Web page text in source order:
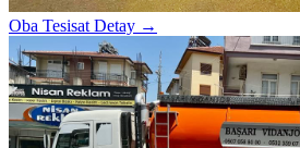
Oba Tesisat Detay →